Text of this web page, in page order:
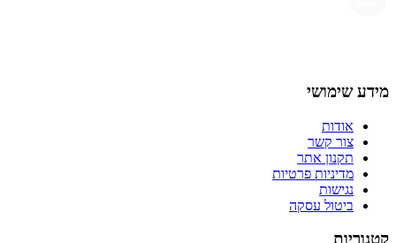
מידע שימושי
אודות
צור קשר
תקנון אתר
מדיניות פרטיות
נגישות
ביטול עסקה